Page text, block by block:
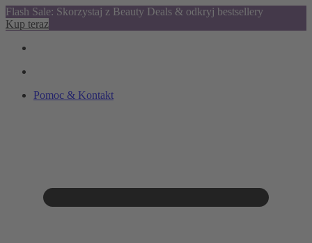
Flash Sale: Skorzystaj z Beauty Deals & odkryj bestsellery
Kup teraz
Pomoc & Kontakt